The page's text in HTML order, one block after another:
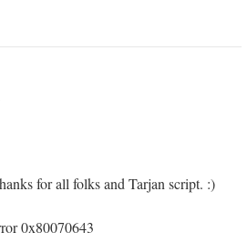
for all folks and Tarjan script. :)
0x80070643